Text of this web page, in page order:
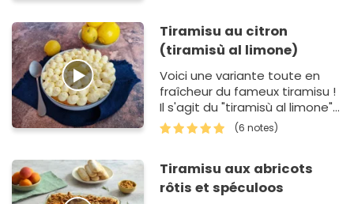
Tiramisu au citron
(tiramisù al limone)
Voici une variante toute en
fraîcheur du fameux tiramisu !
Il s'agit du "tiramisù al limone"
(tiramisuau citron en italien)
originaire de la Côte…
(6 notes)
Tiramisu aux abricots
rôtis et spéculoos